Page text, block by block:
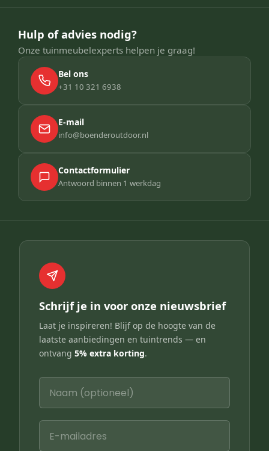
Hulp of advies nodig?
Onze tuinmeubelexperts helpen je graag!
Bel ons
+31 10 321 6938
E-mail
info@boenderoutdoor.nl
Contactformulier
Antwoord binnen 1 werkdag
Schrijf je in voor onze nieuwsbrief
Laat je inspireren! Blijf op de hoogte van de
laatste aanbiedingen en tuintrends — en
ontvang 5% extra korting.